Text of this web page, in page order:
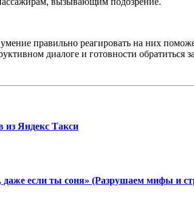
правильно реагировать на них
диалоге и готовности
из Яндекс Такси
даже если ты соня» (Разрушаем мифы и